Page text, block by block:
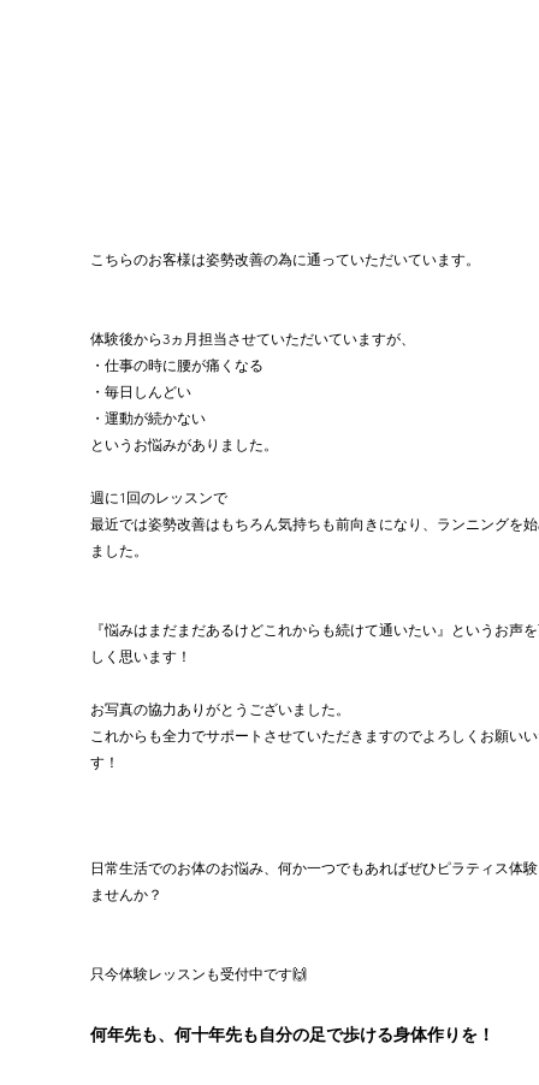
こちらのお客様は姿勢改善の為に通っていただいています。
体験後から3ヵ月担当させていただいていますが、
・仕事の時に腰が痛くなる
・毎日しんどい
・運動が続かない
というお悩みがありました。
週に1回のレッスンで
最近では姿勢改善はもちろん気持ちも前向きになり、ランニングを
ました。
『悩みはまだまだあるけどこれからも続けて通いたい』というお声
しく思います！
お写真の協力ありがとうございました。
これからも全力でサポートさせていただきますのでよろしくお願い
す！
日常生活でのお体のお悩み、何か一つでもあればぜひピラティス体
ませんか？
只今体験レッスンも受付中です🙌
何年先も、何十年先も自分の足で歩ける身体作りを！